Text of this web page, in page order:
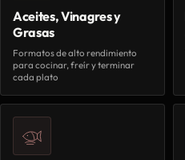
Aceites, Vinagres y
Grasas
Formatos de alto rendimiento
para cocinar, freír y terminar
cada plato